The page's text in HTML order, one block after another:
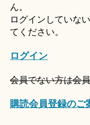
ん。
ログインしていな
てください。
ログイン
会員でない方は会
購読会員登録のご